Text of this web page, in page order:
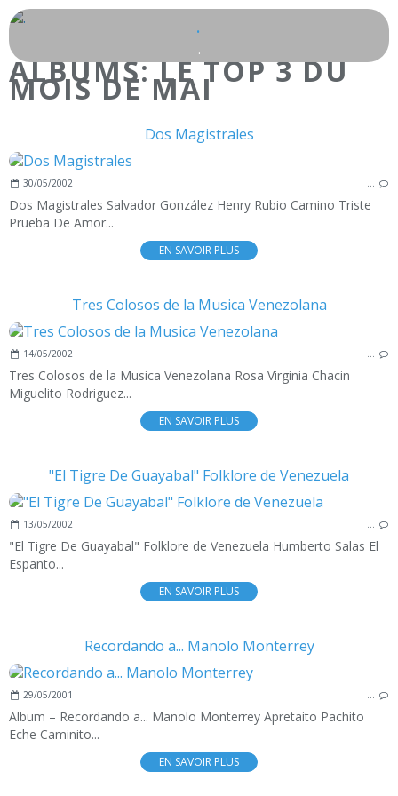
.
.
ALBUMS: LE TOP 3 DU
MOIS DE MAI
Dos Magistrales
30/05/2002 …
Dos Magistrales Salvador González Henry Rubio Camino Triste
Prueba De Amor...
EN SAVOIR PLUS
Tres Colosos de la Musica Venezolana
14/05/2002 …
Tres Colosos de la Musica Venezolana Rosa Virginia Chacin
Miguelito Rodriguez...
EN SAVOIR PLUS
"El Tigre De Guayabal" Folklore de Venezuela
13/05/2002 …
"El Tigre De Guayabal" Folklore de Venezuela Humberto Salas El
Espanto...
EN SAVOIR PLUS
Recordando a... Manolo Monterrey
29/05/2001 …
Album – Recordando a... Manolo Monterrey Apretaito Pachito
Eche Caminito...
EN SAVOIR PLUS